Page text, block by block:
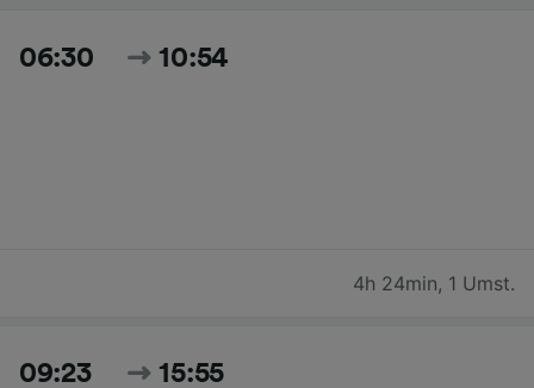
06:30 10:54
4h 24min, 1 Umst.
09:23 15:55